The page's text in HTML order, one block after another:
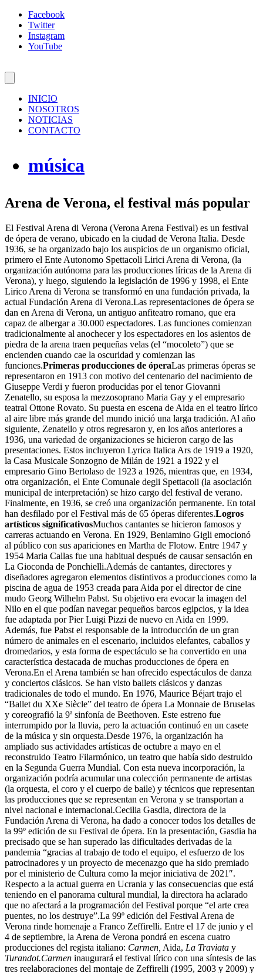
Facebook
Twitter
Instagram
YouTube
INICIO
NOSOTROS
NOTICIAS
CONTACTO
música
Arena de Verona, el festival más popular
El Festival Arena di Verona (Verona Arena Festival) es un festival
de ópera de verano, ubicado en la ciudad de Verona Italia. Desde
1936, se ha organizado bajo los auspicios de un organismo oficial,
primero el Ente Autonomo Spettacoli Lirici Arena di Verona, (la
organización autónoma para las producciones líricas de la Arena di
Verona), y luego, siguiendo la legislación de 1996 y 1998, el Ente
Lirico Arena di Verona se transformó en una fundación privada, la
actual Fundación Arena di Verona.Las representaciones de ópera se
dan en Arena di Verona, un antiguo anfiteatro romano, que era
capaz de albergar a 30.000 espectadores. Las funciones comienzan
tradicionalmente al anochecer y los espectadores en los asientos de
piedra de la arena traen pequeñas velas (el “mocoleto”) que se
encienden cuando cae la oscuridad y comienzan las
funciones.Primeras producciones de óperaLas primeras óperas se
representaron en 1913 con motivo del centenario del nacimiento de
Giuseppe Verdi y fueron producidas por el tenor Giovanni
Zenatello, su esposa la mezzosoprano Maria Gay y el empresario
teatral Ottone Rovato. Su puesta en escena de Aida en el teatro lírico
al aire libre más grande del mundo inició una larga tradición. Al año
siguiente, Zenatello y otros regresaron y, en los años anteriores a
1936, una variedad de organizaciones se hicieron cargo de las
presentaciones. Estos incluyeron Lyrica Italica Ars de 1919 a 1920,
la Casa Musicale Sonzogno de Milán de 1921 a 1922 y el
empresario Gino Bertolaso de 1923 a 1926, mientras que, en 1934,
otra organización, el Ente Comunale degli Spettacoli (la asociación
municipal de interpretación) se hizo cargo del festival de verano.
Finalmente, en 1936, se creó una organización permanente. En total
han desfilado por el Festival más de 65 óperas diferentes.Logros
artísticos significativosMuchos cantantes se hicieron famosos y
carreras actuando en Verona. En 1929, Beniamino Gigli emocionó
al público con sus apariciones en Martha de Flotow. Entre 1947 y
1954 Maria Callas fue una habitual después de causar sensación en
La Gioconda de Ponchielli.Además de cantantes, directores y
diseñadores agregaron elementos distintivos a producciones como la
piscina de agua de 1953 creada para Aida por el director de cine
mudo Georg Wilhelm Pabst. Su objetivo era evocar la imagen del
Nilo en el que podían navegar pequeños barcos egipcios, y la idea
fue adaptada por Pier Luigi Pizzi de nuevo en Aida en 1999.
Además, fue Pabst el responsable de la introducción de un gran
número de animales en el escenario, incluidos elefantes, caballos y
dromedarios, y esta forma de espectáculo se ha convertido en una
característica destacada de muchas producciones de ópera en
Verona.En el Arena también se han ofrecido espectáculos de danza
y conciertos clásicos. Se han visto ballets clásicos y danzas
tradicionales de todo el mundo. En 1976, Maurice Béjart trajo el
“Ballet du XXe Siècle” del teatro de ópera La Monnaie de Bruselas
y coreografió la 9ª sinfonía de Beethoven. Este estreno fue
interrumpido por la lluvia, pero la actuación continuó en un casete
de la música y sin orquesta.Desde 1976, la organización ha
ampliado sus actividades artísticas de octubre a mayo en el
reconstruido Teatro Filarmónico, un teatro que había sido destruido
en la Segunda Guerra Mundial. Con esta nueva incorporación, la
organización podría acumular una colección permanente de artistas
(la orquesta, el coro y el cuerpo de baile) y técnicos que representan
las producciones que se representan en Verona y se transportan a
nivel nacional e internacional.Cecilia Gasdia, directora de la
Fundación Arena di Verona, ha dado a conocer todos los detalles de
la 99º edición de su Festival de ópera. En la presentación, Gasdia ha
precisado que se han superado las dificultades derivadas de la
pandemia “gracias al trabajo de todo el equipo, el esfuerzo de los
patrocinadores y un proyecto de mecenazgo que ha sido premiado
por el ministerio de Cultura como la mejor iniciativa de 2021″.
Respecto a la actual guerra en Ucrania y las consecuencias que está
teniendo en el panorama cultural mundial, la directora ha aclarado
que no afectará a la programación del Festival porque “el arte crea
puentes, no los destruye”.La 99º edición del Festival Arena de
Verona rinde homenaje a Franco Zeffirelli. Entre el 17 de junio y el
4 de septiembre, la Arena de Verona pondrá en escena cuatro
producciones del regista italiano: Carmen, Aida, La Traviata y
Turandot.Carmen inaugurará el festival lírico con una síntesis de las
tres reelaboraciones del montaje de Zeffirelli (1995, 2003 y 2009) y